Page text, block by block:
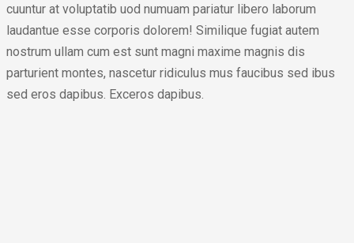
cuuntur at voluptatib uod numuam pariatur libero laborum
laudantue esse corporis dolorem! Similique fugiat autem
nostrum ullam cum est sunt magni maxime magnis dis
parturient montes, nascetur ridiculus mus faucibus sed ibus
sed eros dapibus. Exceros dapibus.